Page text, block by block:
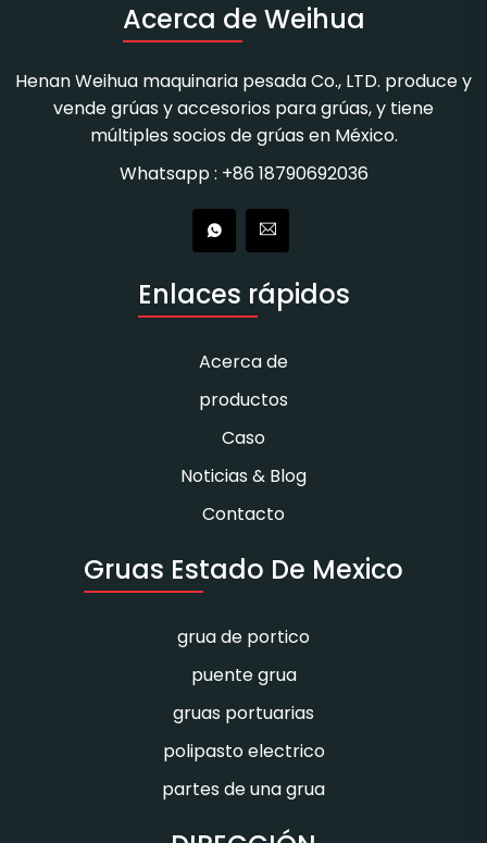
Acerca de Weihua
Henan Weihua maquinaria pesada Co., LTD. produce y
vende grúas y accesorios para grúas, y tiene
múltiples socios de grúas en México.
Whatsapp : +86 18790692036
Enlaces rápidos
Acerca de
productos
Caso
Noticias & Blog
Contacto
Gruas Estado De Mexico
grua de portico
puente grua
gruas portuarias
polipasto electrico
partes de una grua